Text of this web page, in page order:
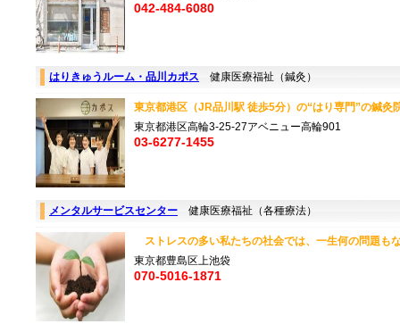
042-484-6080
はりきゅうルーム・品川カポス 健康医療福祉（鍼灸）
東京都港区（JR品川駅 徒歩5分）の“はり専門”の鍼
東京都港区高輪3-25-27アベニュー高輪901
03-6277-1455
メンタルサービスセンター 健康医療福祉（各種療法）
ストレスの多い私たちの社会では、一生何の問題
東京都豊島区上池袋
070-5016-1871